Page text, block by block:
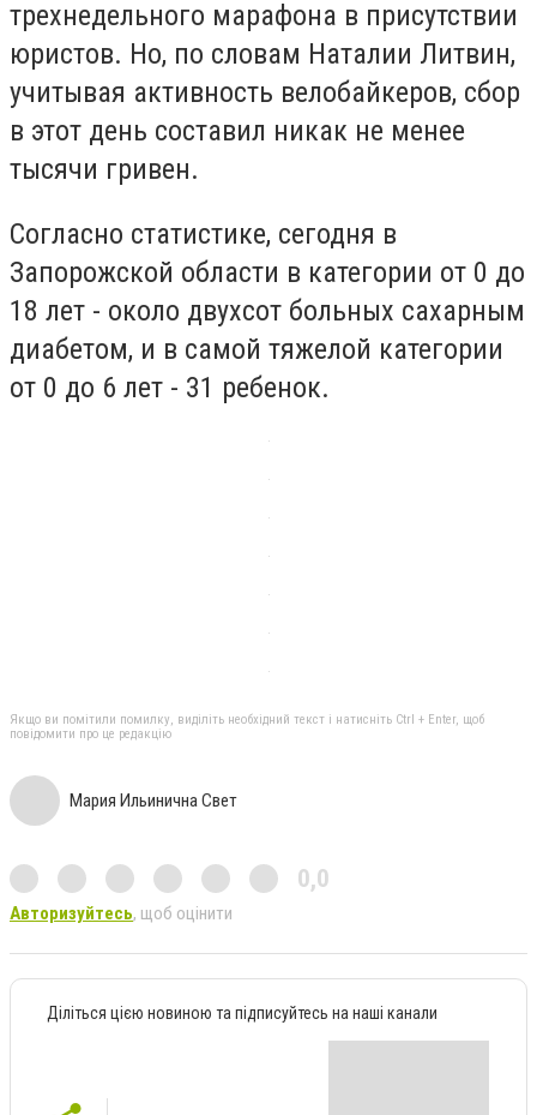
трехнедельного марафона в присутствии
юристов. Но, по словам Наталии Литвин,
учитывая активность велобайкеров, сбор
в этот день составил никак не менее
тысячи гривен.
Согласно статистике, сегодня в
Запорожской области в категории от 0 до
18 лет - около двухсот больных сахарным
диабетом, и в самой тяжелой категории
от 0 до 6 лет - 31 ребенок.
Якщо ви помітили помилку, виділіть необхідний текст і натисніть Ctrl + Enter, щоб
повідомити про це редакцію
Мария Ильинична Свет
0,0
Авторизуйтесь, щоб оцінити
Діліться цією новиною та підписуйтесь на наші канали